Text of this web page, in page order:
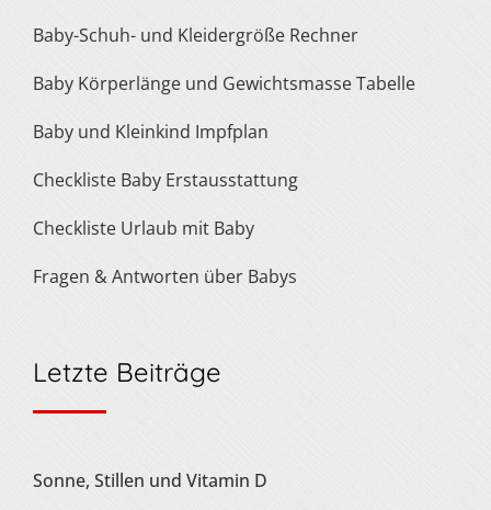
Baby-Schuh- und Kleidergröße Rechner
Baby Körperlänge und Gewichtsmasse Tabelle
Baby und Kleinkind Impfplan
Checkliste Baby Erstausstattung
Checkliste Urlaub mit Baby
Fragen & Antworten über Babys
Letzte Beiträge
Sonne, Stillen und Vitamin D